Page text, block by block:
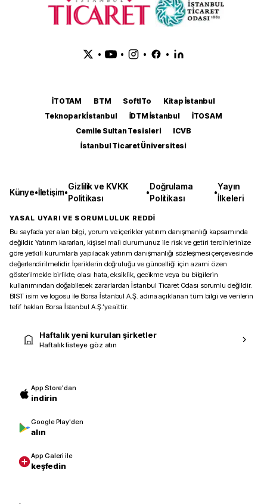
• • • •
İTOTAM BTM SoftITo
Kitap İstanbul
Teknopark İstanbul
İDTM İstanbul
İTOSAM
Cemile Sultan Tesisleri
ICVB
İstanbul Ticaret Üniversitesi
Künye•İletişim•
Gizlilik ve KVKK
Politikası
•
Doğrulama
Politikası
•
Yayın
İlkeleri
YASAL UYARI VE SORUMLULUK REDDİ
Bu sayfada yer alan bilgi, yorum ve içerikler yatırım danışmanlığı kapsamında
değildir. Yatırım kararları, kişisel mali durumunuz ile risk ve getiri tercihlerinize
göre yetkili kurumlarla yapılacak yatırım danışmanlığı sözleşmesi çerçevesinde
değerlendirilmelidir. İçeriklerin doğruluğu ve güncelliği için azami özen
gösterilmekle birlikte, olası hata, eksiklik, gecikme veya bu bilgilerin
kullanımından doğabilecek zararlardan İstanbul Ticaret Odası sorumlu değildir.
BIST isim ve logosu ile Borsa İstanbul A.Ş. adına açıklanan tüm bilgi ve verilerin
telif hakları Borsa İstanbul A.Ş.’ye aittir.
Haftalık yeni kurulan şirketler
Haftalık listeye göz atın
App Store'dan
indirin
Google Play'den
alın
App Galeri ile
keşfedin